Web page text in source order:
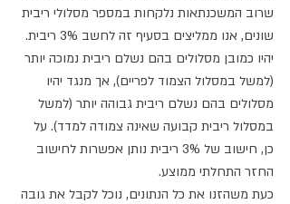
שרוב המשכנתאות נלקחות במספר מסלולי ריבית
שונים, אנו ממליצים בסעיף זה לחשב 3% ריבית.
יהיו כמובן מסלולים בהם נשלם ריבית נמוכה יותר
(למשל במסלול הצמוד לפריים), אך מנגד יהיו
מסלולים בהם נשלם ריבית גבוהה יותר (למשל
במסלול ריבית קבועה שאינה צמודה למדד). על
כן, חישוב של 3% ריבית נותן אפשרות לחישוב
החזר התחלתי ממוצע.
כעת משהזנו את כל הנתונים, נוכל לקבל את גובה